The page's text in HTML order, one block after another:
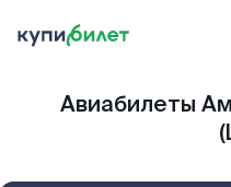
Авиабилеты